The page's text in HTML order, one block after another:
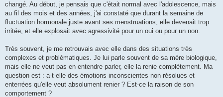
changé. Au début, je pensais que c'était normal avec l'adolescence, mais
au fil des mois et des années, j'ai constaté que durant la semaine de
fluctuation hormonale juste avant ses menstruations, elle devenait trop
irritée, et elle explosait avec agressivité pour un oui ou pour un non.
Très souvent, je me retrouvais avec elle dans des situations très
complexes et problématiques. Je lui parle souvent de sa mère biologique,
mais elle ne veut pas en entendre parler, elle la renie complètement. Ma
question est : a-t-elle des émotions inconscientes non résolues et
enterrées qu'elle veut absolument renier ? Est-ce la raison de son
comportement ?